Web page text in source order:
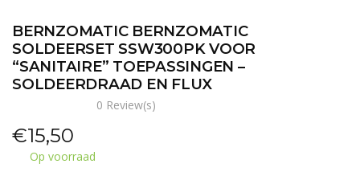
BERNZOMATIC BERNZOMATIC
SOLDEERSET SSW300PK VOOR
“SANITAIRE” TOEPASSINGEN –
SOLDEERDRAAD EN FLUX
0 Review(s)
€15,50
Op voorraad